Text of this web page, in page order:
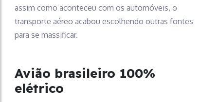
assim como aconteceu com os automóveis, o
transporte aéreo acabou escolhendo outras fontes
para se massificar.
Avião brasileiro 100%
elétrico